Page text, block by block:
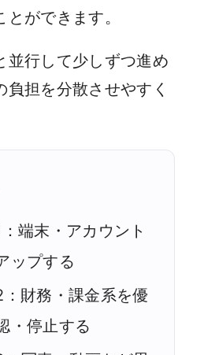
ができます。
並行して少しずつ進め
負担を分散させやすく
端末・アカウント
ップする
財務・課金系を優
・停止する